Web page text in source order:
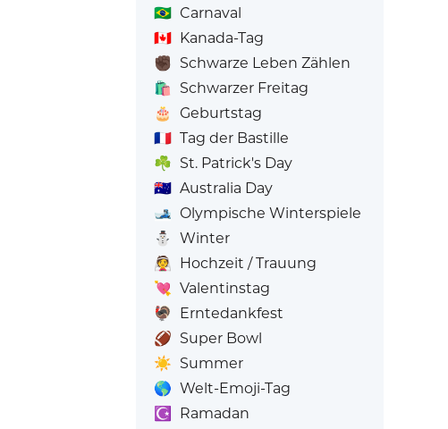
🇧🇷 Carnaval
🇨🇦 Kanada-Tag
✊🏿 Schwarze Leben Zählen
🛍️
Schwarzer Freitag
🎂
Geburtstag
🇫🇷 Tag der Bastille
☘️ St. Patrick's Day
🇦🇺 Australia Day
🎿 Olympische Winterspiele
⛄
Winter
👰 Hochzeit / Trauung
💘 Valentinstag
🦃
Erntedankfest
🏈 Super Bowl
☀️ Summer
🌎 Welt-Emoji-Tag
☪️
Ramadan